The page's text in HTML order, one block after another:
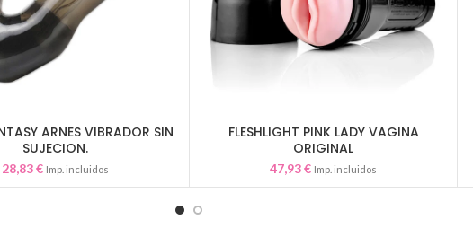
AL CARRITO
ARNES VIBRADOR SIN
SUJECION.
28,83€ Imp. incluidos
AÑADIR AL CARRITO
FLESHLIGHT PINK LADY VAGINA
ORIGINAL
47,93€ Imp. incluidos